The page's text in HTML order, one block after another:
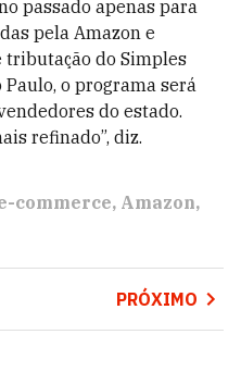
passado apenas para
pela Amazon e
tributação do Simples
Paulo, o programa será
do estado.
refinado”, diz.
commerce Amazon
PRÓXIMO